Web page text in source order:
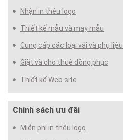
Nhận in thêu logo
Thiết kế mẫu và may mẫu
Cung cấp các loại vải và phụ liệu
Giặt và cho thuê đồng phục
Thiết kế Web site
Chính sách ưu đãi
Miễn phí in thêu logo